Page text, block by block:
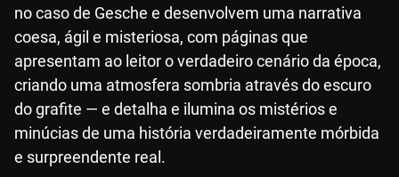
no caso de Gesche e desenvolvem uma narrativa
coesa, ágil e misteriosa, com páginas que
apresentam ao leitor o verdadeiro cenário da época,
criando uma atmosfera sombria através do escuro
do grafite — e detalha e ilumina os mistérios e
minúcias de uma história verdadeiramente mórbida
e surpreendente real.